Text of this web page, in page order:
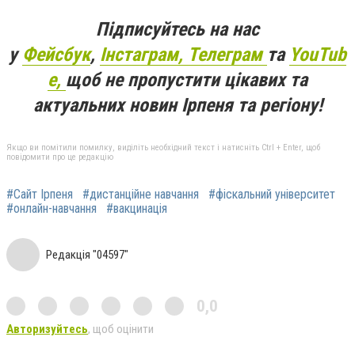
Підписуйтесь на нас
уФейсбук, Інстаграм, Телеграм та YouTub
e, щоб не пропустити цікавих та
актуальних новин Ірпеня та регіону!
Якщо ви помітили помилку, виділіть необхідний текст і натисніть Ctrl + Enter, щоб
повідомити про це редакцію
#Сайт Ірпеня #дистанційне навчання
#фіскальний університет
#онлайн-навчання
#вакцинація
Редакція "04597"
0,0
Авторизуйтесь, щоб оцінити